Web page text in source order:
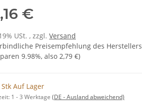
€
USt. , zzgl. Versand
Preisempfehlung des Herstellers
9.98%, also 2,79 €)
Stk Auf Lager
1 - 3 Werktage (DE - Ausland abweichend)